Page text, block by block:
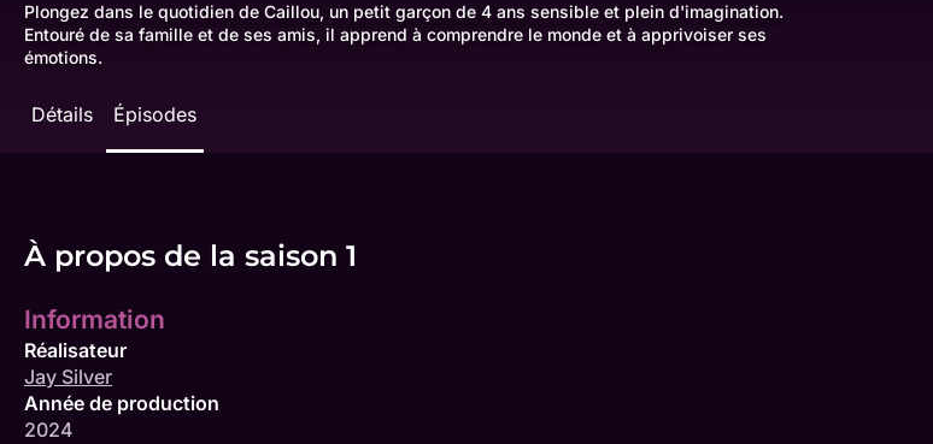
Plongez dans le quotidien de Caillou, un petit garçon de 4 ans sensible et plein d'imagination.
Entouré de sa famille et de ses amis, il apprend à comprendre le monde et à apprivoiser ses
émotions.
Détails Épisodes
À propos de la saison 1
Information
Réalisateur
Jay Silver
Année de production
2024